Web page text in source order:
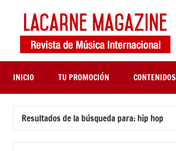
contenido
INICIO TU PROMOCIÓN CONTENIDOS
Resultados de la búsqueda para: hip hop